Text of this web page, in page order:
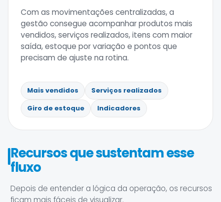
Com as movimentações centralizadas, a
gestão consegue acompanhar produtos mais
vendidos, serviços realizados, itens com maior
saída, estoque por variação e pontos que
precisam de ajuste na rotina.
Mais vendidos
Serviços realizados
Giro de estoque
Indicadores
Recursos que sustentam esse
fluxo
Depois de entender a lógica da operação, os recursos
ficam mais fáceis de visualizar.